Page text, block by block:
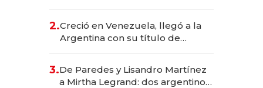
2.Creció en Venezuela, llegó a la
Argentina con su título de
las marcas "fast premium"
3.De Paredes y Lisandro Martínez
a Mirtha Legrand: dos argentinos